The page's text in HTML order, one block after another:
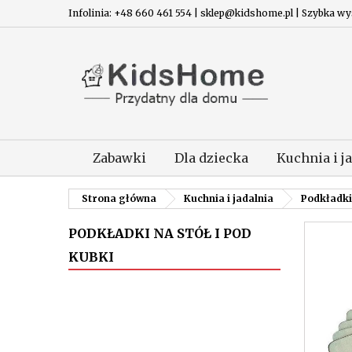
Infolinia: +48 660 461 554 | sklep@kidshome.pl | Szybka
Zabawki Dla dziecka Kuchnia i
Strona główna Kuchnia i jadalnia
PODKŁADKI NA STÓŁ I POD
KUBKI